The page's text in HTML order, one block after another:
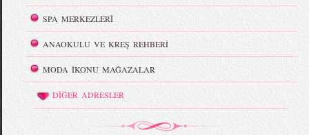
SPA MERKEZLERİ
ANAOKULU VE KREŞ REHBERİ
MODA İKONU MAĞAZALAR
DİĞER ADRESLER